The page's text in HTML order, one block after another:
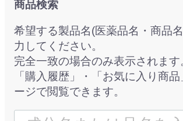
商品検索
希望する製品名(医薬品名・商品
力してください。
完全一致の場合のみ表示されます
「購入履歴」・「お気に入り商
ージで閲覧できます。